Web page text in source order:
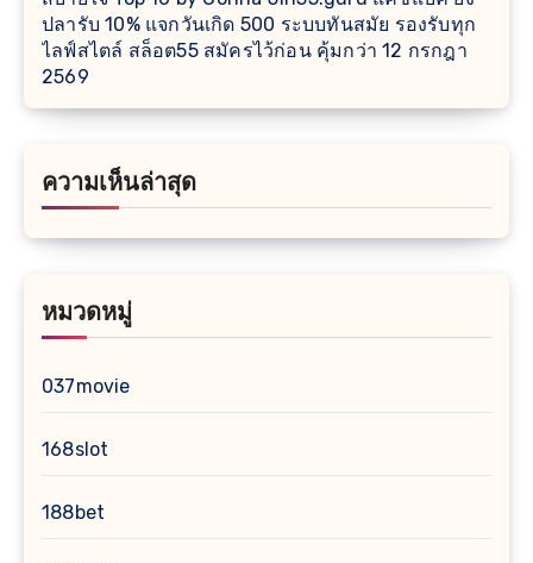
ปลารับ 10% แจกวันเกิด 500 ระบบทันสมัย รองรับทุก
ไลฟ์สไตล์ สล็อต55 สมัครไว้ก่อน คุ้มกว่า 12 กรกฎา
2569
ความเห็นล่าสุด
หมวดหมู่
037movie
168slot
188bet